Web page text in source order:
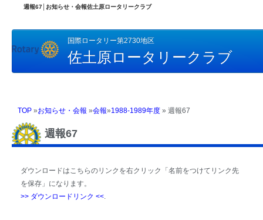
週報67│お知らせ・会報佐土原ロータリークラブ
国際ロータリー第2730地区
佐土原ロータリークラブ
TOP »お知らせ・会報 »会報»1988-1989年度 » 週報67
週報67
ダウンロードはこちらのリンクを右クリック「名前をつけてリンク先
を保存」になります。
>> ダウンロードリンク <<.